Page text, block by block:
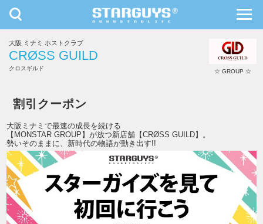
九州・沖縄 北海道・東北
toggle
navigation
大阪 ミナミ ホストクラブ
CRØSS GUILD
クロスギルド ☆ GROUP ☆
割引クーポン
大阪ミナミで最速の成長を続ける
【MONSTAR GROUP】が放つ新店舗【CRØSS GUILD】。
勢いそのままに、新時代の物語が動き出す!!